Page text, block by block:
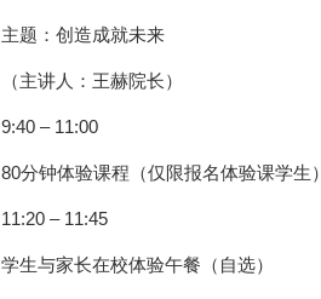
主题：创造成就未来
（主讲人：王赫院长）
9:40 – 11:00
80分钟体验课程（仅限报名体验课学生）
11:20 – 11:45
学生与家长在校体验午餐（自选）